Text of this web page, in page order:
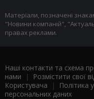
Матеріали, позначені
"Новини компаній",
правах реклами.
Наші контакти та схема
нами | Розмістити свої
Користувача |
Політика
персональних даних